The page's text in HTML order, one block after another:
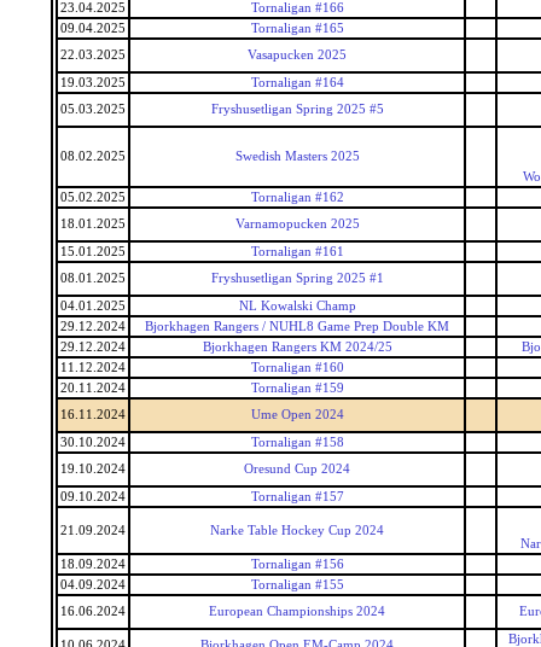
23.04.2025
Tornaligan #166
09.04.2025
Tornaligan #165
22.03.2025
Vasapucken 2025
19.03.2025
Tornaligan #164
05.03.2025
Fryshusetligan Spring 2025 #5
08.02.2025
Swedish Masters 2025
05.02.2025
Tornaligan #162
18.01.2025
Varnamopucken 2025
15.01.2025
Tornaligan #161
08.01.2025
Fryshusetligan Spring 2025 #1
04.01.2025
NL Kowalski Champ
29.12.2024
Bjorkhagen Rangers / NUHL8 Game Prep Double KM
29.12.2024
Bjorkhagen Rangers KM 2024/25
11.12.2024
Tornaligan #160
20.11.2024
Tornaligan #159
16.11.2024
Ume Open 2024
30.10.2024
Tornaligan #158
19.10.2024
Oresund Cup 2024
09.10.2024 Tornaligan #157
21.09.2024
Narke Table Hockey Cup 2024
18.09.2024
Tornaligan #156
04.09.2024
Tornaligan #155
16.06.2024
European Championships 2024